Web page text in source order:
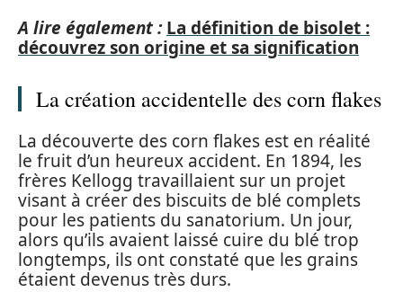
A lire également : La définition de bisolet :
découvrez son origine et sa signification
La création accidentelle des corn flakes
La découverte des corn flakes est en réalité
le fruit d’un heureux accident. En 1894, les
frères Kellogg travaillaient sur un projet
visant à créer des biscuits de blé complets
pour les patients du sanatorium. Un jour,
alors qu’ils avaient laissé cuire du blé trop
longtemps, ils ont constaté que les grains
étaient devenus très durs.